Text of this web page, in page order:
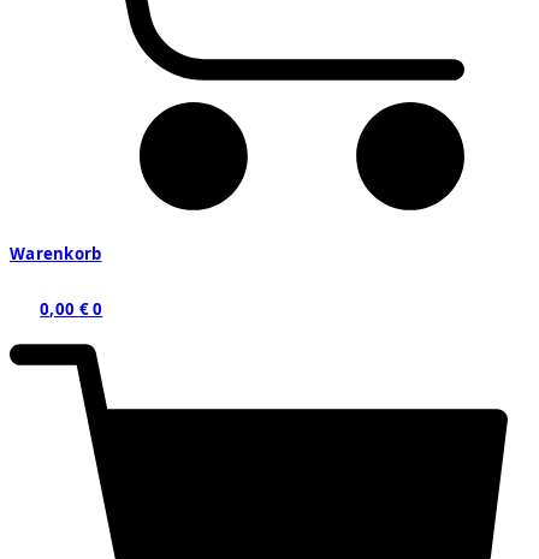
Warenkorb
0,00 €0